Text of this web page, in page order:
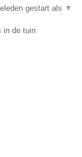
gestart als ▼
in de tuin